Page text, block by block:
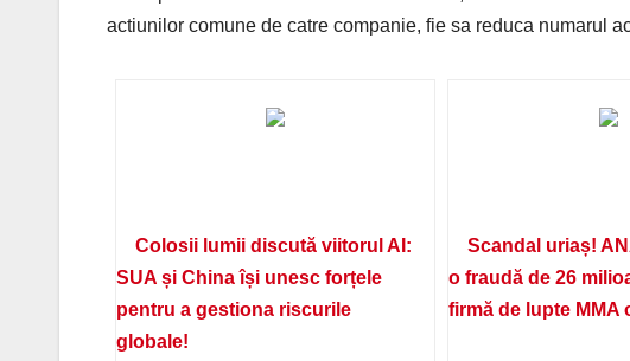
actiunilor comune de catre companie, fie sa reduca numarul
Colosii lumii discută viitorul AI:
SUA și China își unesc forțele
pentru a gestiona riscurile
globale!
Scandal uriaș!
o fraudă de 26
firmă de lupte MMA